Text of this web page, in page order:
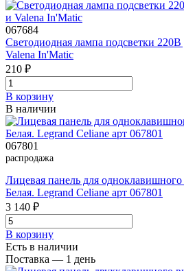
067684
Светодиодная лампа подсветки
Valena In'Matic
210 ₽
В корзинy
В наличии
067801
распродажа
Лицевая панель для одноклавишного
Белая. Legrand Celiane арт 067801
3 140 ₽
В корзинy
Есть в наличии
Поставка — 1 день